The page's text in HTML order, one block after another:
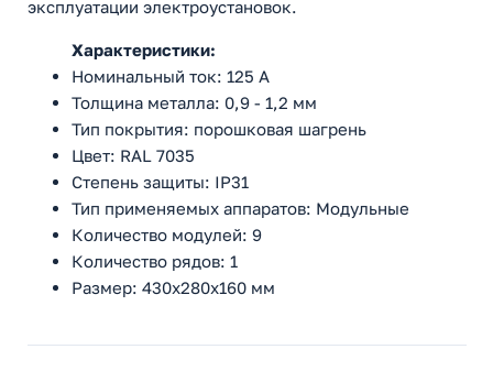
эксплуатации электроустановок.
Характеристики:
Номинальный ток: 125 А
Толщина металла: 0,9 - 1,2 мм
Тип покрытия: порошковая шагрень
Цвет: RAL 7035
Степень защиты: IP31
Тип применяемых аппаратов: Модульные
Количество модулей: 9
Количество рядов: 1
Размер: 430х280х160 мм